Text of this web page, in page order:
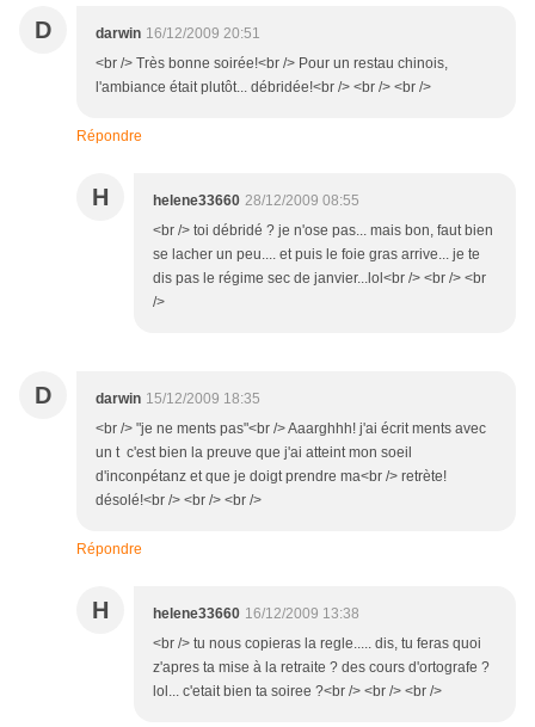
D darwin 16/12/2009 20:51
<br /> Très bonne soirée!<br /> Pour un restau chinois,
l'ambiance était plutôt... débridée!<br /> <br /> <br />
Répondre
H helene33660 28/12/2009 08:55
<br /> toi débridé ? je n'ose pas... mais bon, faut bien
se lacher un peu.... et puis le foie gras arrive... je te
dis pas le régime sec de janvier...lol<br /> <br /> <br
/>
D darwin 15/12/2009 18:35
<br /> "je ne ments pas"<br /> Aaarghhh! j'ai écrit ments avec
un t c'est bien la preuve que j'ai atteint mon soeil
d'inconpétanz et que je doigt prendre ma<br /> retrète!
désolé!<br /> <br /> <br />
Répondre
H helene33660 16/12/2009 13:38
<br /> tu nous copieras la regle..... dis, tu feras quoi
z'apres ta mise à la retraite ? des cours d'ortografe ?
lol... c'etait bien ta soiree ?<br /> <br /> <br />